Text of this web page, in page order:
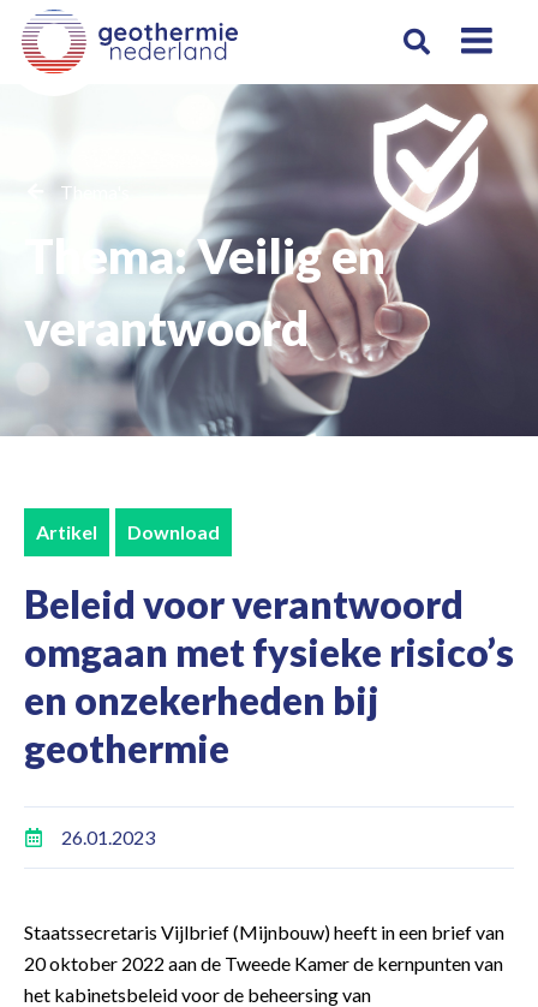
Thema's
Thema: Veilig en
verantwoord
Artikel Download
Beleid voor verantwoord
omgaan met fysieke risico’s
en onzekerheden bij
geothermie
26.01.2023
Staatssecretaris Vijlbrief (Mijnbouw) heeft in een brief van
20 oktober 2022 aan de Tweede Kamer de kernpunten van
het kabinetsbeleid voor de beheersing van